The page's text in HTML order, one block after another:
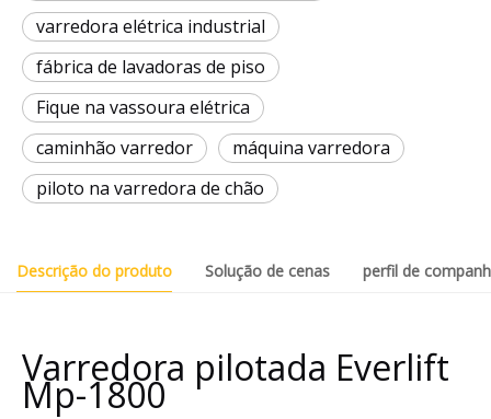
varredora elétrica industrial
fábrica de lavadoras de piso
Fique na vassoura elétrica
caminhão varredor
máquina varredora
piloto na varredora de chão
Descrição do produto Solução de cenas perfil de
Varredora pilotada Everlift
Mp-1800